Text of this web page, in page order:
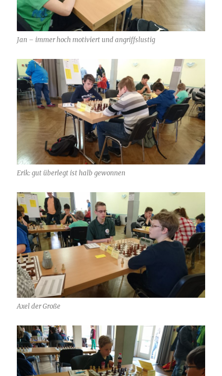
Jan – immer hoch motiviert und angriffslustig
Erik: gut überlegt ist halb gewonnen
Axel der Große